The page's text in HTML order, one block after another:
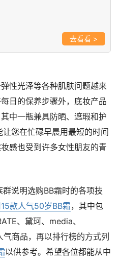
>
性光泽等各种肌肤问题越来
日的保养步骤外，底妆产品
中一瓶兼具防晒、遮瑕和护
您在忙碌早晨用最短的时间
感也受到许多女性朋友的青
说明选购BB霜时的各项技
款人气50岁BB霜，其中包
、黛珂、media、
商品，再以排行榜的方式列
以供参考。希望各位都能从中